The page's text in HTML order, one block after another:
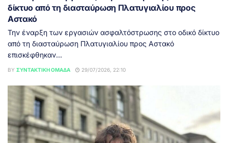
δίκτυο από τη διασταύρωση Πλατυγιαλίου προς
Αστακό
Την έναρξη των εργασιών ασφαλτόστρωσης στο οδικό δίκτυο
από τη διασταύρωση Πλατυγιαλίου προς Αστακό
επισκέφθηκαν...
BY ΣΥΝΤΑΚΤΙΚΉ ΟΜΆΔΑ 29/07/2026, 22:10